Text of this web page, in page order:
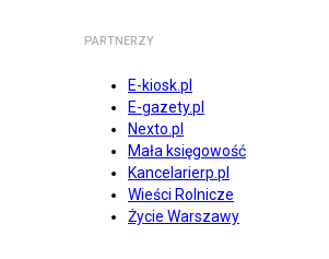
PARTNERZY
E-kiosk.pl
E-gazety.pl
Nexto.pl
Mała księgowość
Kancelarierp.pl
Wieści Rolnicze
Życie Warszawy